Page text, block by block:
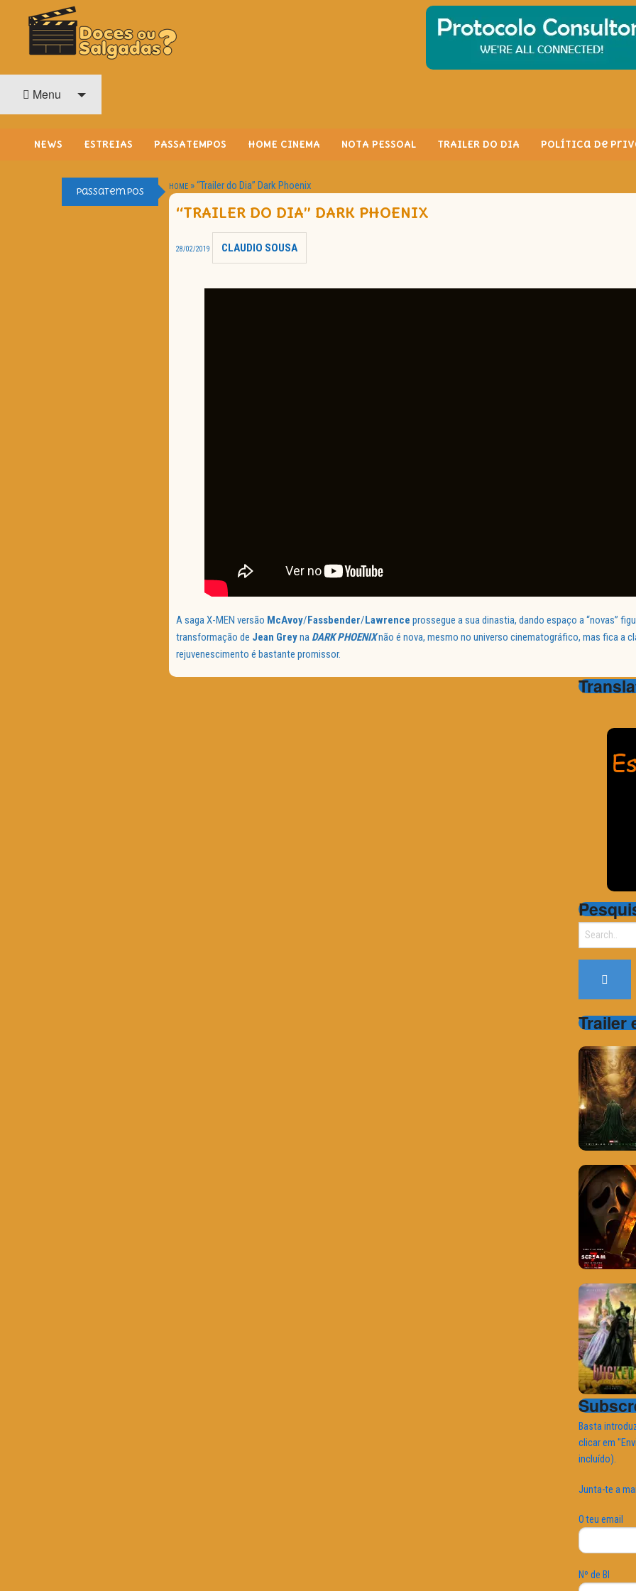
O Cinema? Uma Paixão!!
Menu
NEWS ESTREIAS PASSATEMPOS HOME CINEMA NOTA PESSOAL TRAILER DO DIA Política de
Passatempos HOME »“Trailer do Dia” Dark Phoenix
“TRAILER DO DIA” DARK PHOENIX
28/02/2019 CLAUDIO SOUSA
A saga X-MEN versão McAvoy/Fassbender/Lawrence prossegue a sua dinastia, dando espaço a “novas”
transformação de Jean Greyna DARK PHOENIXnão é nova, mesmo no universo cinematográfico, mas fica a
rejuvenescimento é bastante promissor.
Search
Trailer
Basta
clicar em
incluído).
Junta-te a
O teu email
Nº de BI